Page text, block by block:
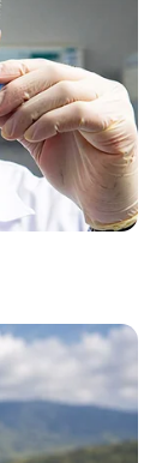
Be
The